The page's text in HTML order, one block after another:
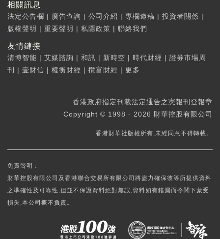
相關訊息
法定公告欄 | 廣告查詢 | 公司介紹 | 專欄邀稿 | 投資者關係 |
版權聲明 | 重要聲明 | 私隱政策 | 聯絡我們
友情鏈接
清博智能 | 艾媒諮詢 | 和訊 | 新時空 | 時代財經 | 證券市場周
刊
| 壹財信 | 權衡財經 | 攬富財經 | 更多...
香港政府指定刊載法定通告之憲報刊登報章
Copyright © 1998 - 2026 財華控股有限公司
香港財華社版權所有,未經同意不得轉載。
免責聲明：
財華控股有限公司及香港聯合交易所有限公司將盡力確保彼等所提供資料
之準確性及可靠性,但並不保證資料絕對無誤,資料如有錯漏而令閣下蒙受
損失,本公司概不負責。